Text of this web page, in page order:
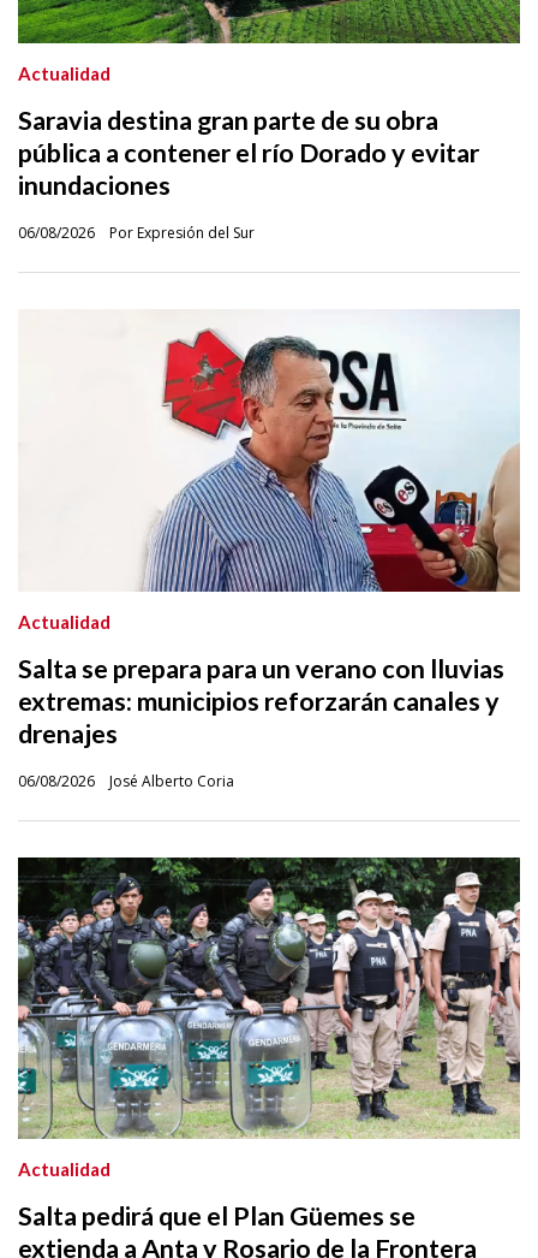
Saravia destina gran parte de su obra
pública a contener el río Dorado y evitar
inundaciones
Por Expresión del Sur
Actualidad
06/08/2026
Salta se prepara para un verano con lluvias
extremas: municipios reforzarán canales y
drenajes
José Alberto Coria
Actualidad
06/08/2026
Salta pedirá que el Plan Güemes se
extienda a Anta y Rosario de la Frontera
Actualidad